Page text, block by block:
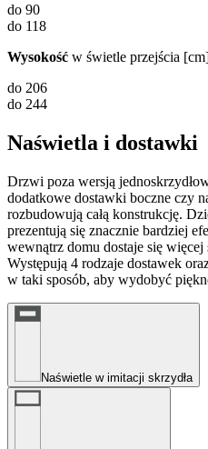
do 90
do 118
Wysokość w świetle przejścia
do 206
do 244
Naświetla i dostawki
Drzwi poza wersją
dodatkowe dostawki boczne czy
rozbudowują całą konstrukcję.
prezentują się znacznie bardziej
wewnątrz domu dostaje się więcej
Występują 4 rodzaje dostawek
w taki sposób, aby wydobyć
Naświetle w imitacji skrzydła